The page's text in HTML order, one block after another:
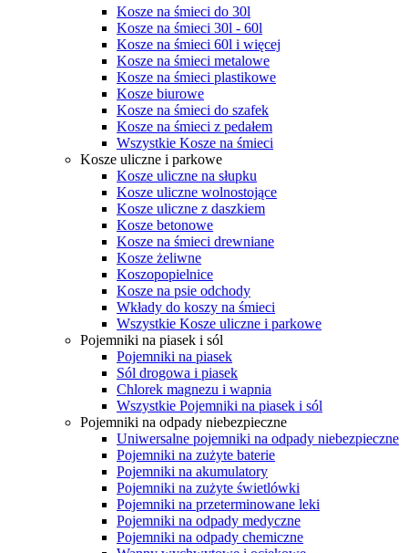
Kosze na śmieci do 30l
Kosze na śmieci 30l - 60l
Kosze na śmieci 60l i więcej
Kosze na śmieci metalowe
Kosze na śmieci plastikowe
Kosze biurowe
Kosze na śmieci do szafek
Kosze na śmieci z pedałem
Wszystkie Kosze na śmieci
Kosze uliczne i parkowe
Kosze uliczne na słupku
Kosze uliczne wolnostojące
Kosze uliczne z daszkiem
Kosze betonowe
Kosze na śmieci drewniane
Kosze żeliwne
Koszopopielnice
Kosze na psie odchody
Wkłady do koszy na śmieci
Wszystkie Kosze uliczne i parkowe
Pojemniki na piasek i sól
Pojemniki na piasek
Sól drogowa i piasek
Chlorek magnezu i wapnia
Wszystkie Pojemniki na piasek i sól
Pojemniki na odpady niebezpieczne
Uniwersalne pojemniki na odpady niebezpieczne
Pojemniki na zużyte baterie
Pojemniki na akumulatory
Pojemniki na zużyte świetlówki
Pojemniki na przeterminowane leki
Pojemniki na odpady medyczne
Pojemniki na odpady chemiczne